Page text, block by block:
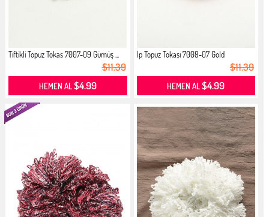
Tiftikli Topuz Tokas 7007-09 Gümüş ...
$11.39
HEMEN AL$4.99
İp Topuz Tokası 7008-07 Gold
$11.39
HEMEN AL$4.99